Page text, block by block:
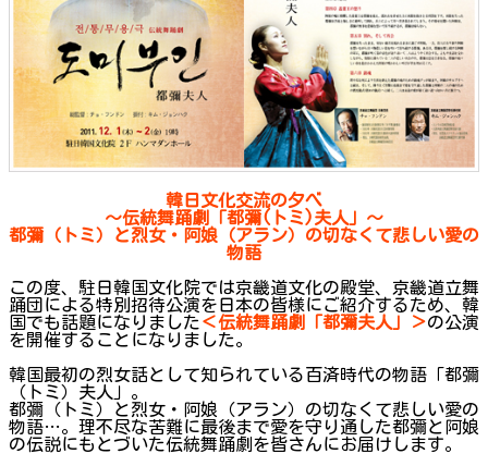
韓日文化交流の夕べ
～伝統舞踊劇「都彌(トミ)夫人」～
都彌（トミ）と烈女・阿娘（アラン）の切なくて悲しい愛の
物語
この度、駐日韓国文化院では京畿道文化の殿堂、京畿道立舞
踊団による特別招待公演を日本の皆様にご紹介するため、韓
国でも話題になりました ＜伝統舞踊劇「都彌夫人」＞の公演
を開催することになりました。
韓国最初の烈女話として知られている百済時代の物語「都彌
（トミ）夫人」。
都彌（トミ）と烈女・阿娘（アラン）の切なくて悲しい愛の
物語…。理不尽な苦難に最後まで愛を守り通した都彌と阿娘
の伝説にもとづいた伝統舞踊劇を皆さんにお届けします。